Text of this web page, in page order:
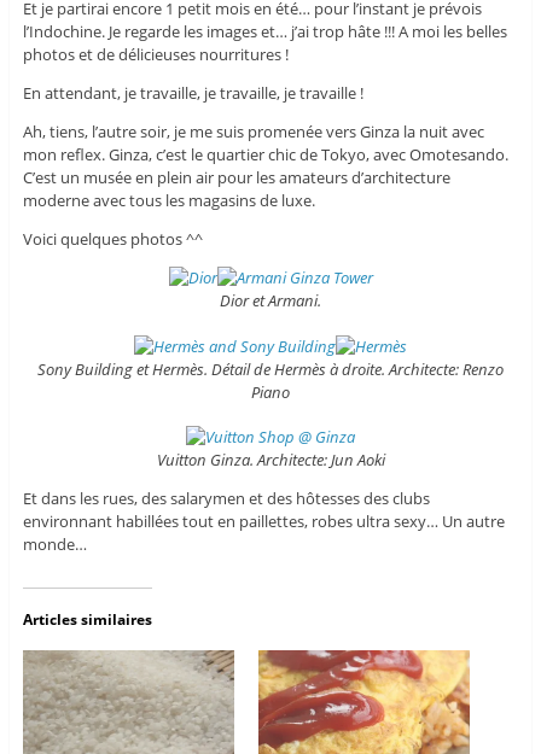
Et je partirai encore 1 petit mois en été… pour l’instant je prévois
l’Indochine. Je regarde les images et… j’ai trop hâte !!! A moi les belles
photos et de délicieuses nourritures !
En attendant, je travaille, je travaille, je travaille !
Ah, tiens, l’autre soir, je me suis promenée vers Ginza la nuit avec
mon reflex. Ginza, c’est le quartier chic de Tokyo, avec Omotesando.
C’est un musée en plein air pour les amateurs d’architecture
moderne avec tous les magasins de luxe.
Voici quelques photos ^^
Dior et Armani.
Sony Building et Hermès. Détail de Hermès à droite. Architecte: Renzo
Piano
Vuitton Ginza. Architecte: Jun Aoki
Et dans les rues, des salarymen et des hôtesses des clubs
environnant habillées tout en paillettes, robes ultra sexy… Un autre
monde…
Articles similaires